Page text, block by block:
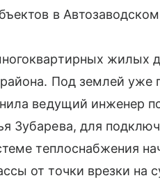
в
жилых
района. Под землей
ведущий инженер
Зубарева, для
теплоснабжения
от точки врезки